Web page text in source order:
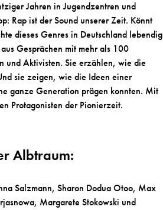
Jahren in Jugendzentren und
Rap ist der Sound unserer Zeit. Könnt
dieses Genres in Deutschland lebendig
Gesprächen mit mehr als 100
und Aktivisten. Sie erzählen, wie die
sie zeigen, wie die Ideen einer
ganze Generation prägen konnten. Mit
Protagonisten der Pionierzeit.
Albtraum:
Salzmann, Sharon Dodua Otoo, Max
Margarete Stokowski und